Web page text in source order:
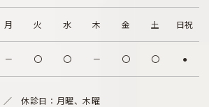
月 火 水 木 金 土 日祝
－ 〇 〇 － 〇 〇 ●
休診日：月曜、木曜